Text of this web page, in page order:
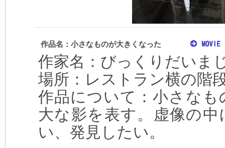
作品名：小さなものが大きくなった
作家名：びっくりだいま
場所：レストラン横の階
作品について：小さな
大な影を表す。虚像の
い、発見したい。